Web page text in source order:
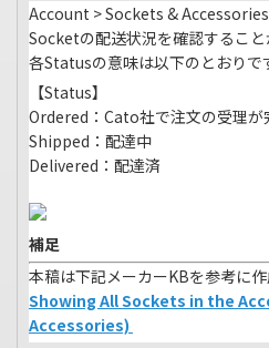
Account > Sockets &
Socketの配送状況を確認すること
各Statusの意味は以下のとおりで
【Status】
Ordered：Cato社で注文の受理が
Shipped：配達中
Delivered：配達済
補足
本稿は下記メーカーKBを参考に作
Showing All Sockets in the
Accessories)